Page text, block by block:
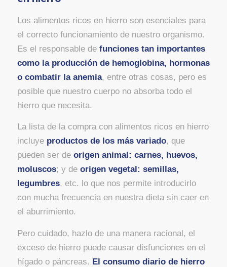
Los alimentos ricos en hierro son esenciales para
el correcto funcionamiento de nuestro organismo.
Es el responsable de funciones tan importantes
como la producción de hemoglobina, hormonas
o combatir la anemia, entre otras cosas, pero es
posible que nuestro cuerpo no absorba todo el
hierro que necesita.
La lista de la compra con alimentos ricos en hierro
incluye productos de los más variado, que
pueden ser de origen animal: carnes, huevos,
moluscos; y de origen vegetal: semillas,
legumbres, etc. lo que nos permite introducirlo
con mucha frecuencia en nuestra dieta sin caer en
el aburrimiento.
Pero cuidado, hazlo de una manera racional, el
exceso de hierro puede causar disfunciones en el
hígado o páncreas. El consumo diario de hierro